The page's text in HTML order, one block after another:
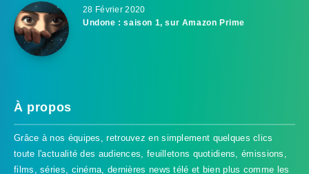
28 Février 2020
Undone : saison 1, sur Amazon Prime
À propos
Grâce à nos équipes, retrouvez en simplement quelques clics
toute l'actualité des audiences, feuilletons quotidiens, émissions,
films, séries, cinéma, dernières news télé et bien plus comme les